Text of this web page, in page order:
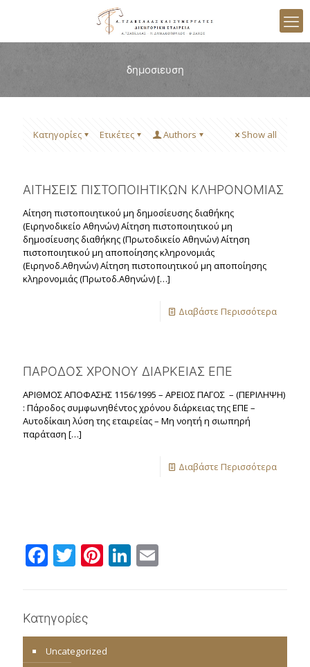
δημοσιευση
Κατηγορίες Ετικέτες Authors Show all
ΑΙΤΗΣΕΙΣ ΠΙΣΤΟΠΟΙΗΤΙΚΩΝ ΚΛΗΡΟΝΟΜΙΑΣ
Αίτηση πιστοποιητικού μη δημοσίευσης διαθήκης
(Ειρηνοδικείο Αθηνών) Αίτηση πιστοποιητικού μη
δημοσίευσης διαθήκης (Πρωτοδικείο Αθηνών) Αίτηση
πιστοποιητικού μη αποποίησης κληρονομιάς
(Ειρηνοδ.Αθηνών) Αίτηση πιστοποιητικού μη αποποίησης
κληρονομιάς (Πρωτοδ.Αθηνών)[…]
Διαβάστε Περισσότερα
ΠΑΡΟΔΟΣ ΧΡΟΝΟΥ ΔΙΑΡΚΕΙΑΣ ΕΠΕ
ΑΡΙΘΜΟΣ ΑΠΟΦΑΣΗΣ 1156/1995 – ΑΡΕΙΟΣ ΠΑΓΟΣ – (ΠΕΡΙΛΗΨΗ)
: Πάροδος συμφωνηθέντος χρόνου διάρκειας της ΕΠΕ –
Αυτοδίκαιη λύση της εταιρείας – Μη νοητή η σιωπηρή
παράταση […]
Διαβάστε Περισσότερα
Facebook
Twitter
Pinterest
LinkedIn
Κατηγορίες
Uncategorized